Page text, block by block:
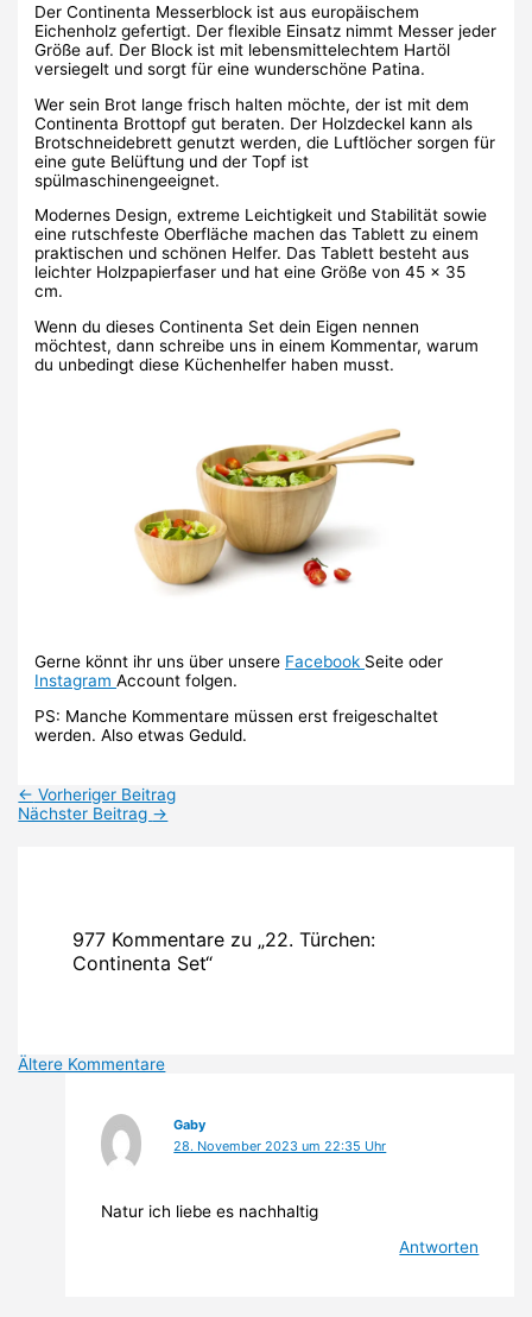
Der Continenta Messerblock ist aus europäischem
Eichenholz gefertigt. Der flexible Einsatz nimmt Messer jeder
Größe auf. Der Block ist mit lebensmittelechtem Hartöl
versiegelt und sorgt für eine wunderschöne Patina.
Wer sein Brot lange frisch halten möchte, der ist mit dem
Continenta Brottopf gut beraten. Der Holzdeckel kann als
Brotschneidebrett genutzt werden, die Luftlöcher sorgen für
eine gute Belüftung und der Topf ist
spülmaschinengeeignet.
Modernes Design, extreme Leichtigkeit und Stabilität sowie
eine rutschfeste Oberfläche machen das Tablett zu einem
praktischen und schönen Helfer. Das Tablett besteht aus
leichter Holzpapierfaser und hat eine Größe von 45 x 35
cm.
Wenn du dieses Continenta Set dein Eigen nennen
möchtest, dann schreibe uns in einem Kommentar, warum
du unbedingt diese Küchenhelfer haben musst.
Gerne könnt ihr uns über unsere Facebook Seite oder
InstagramAccount folgen.
PS: Manche Kommentare müssen erst freigeschaltet
werden. Also etwas Geduld.
← Vorheriger Beitrag
Nächster Beitrag →
977 Kommentare zu „22. Türchen:
Continenta Set“
Neuere
Ältere Kommentare
Gaby
28. November 2023 um 22:35 Uhr
Natur ich liebe es nachhaltig
Antworten